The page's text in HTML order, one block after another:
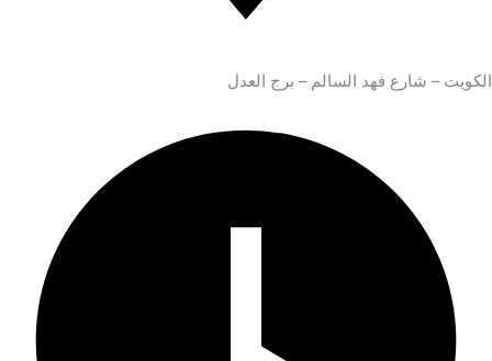
الكويت – شارع فهد السالم – برج العدل